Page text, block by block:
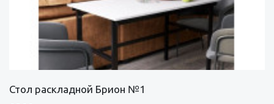
Стол раскладной Брион №1